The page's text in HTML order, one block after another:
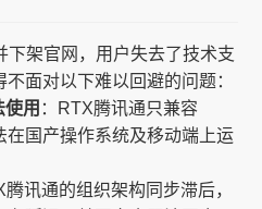
下架官网，用户失去了技术支
面对以下难以回避的问题：
用 ：RTX腾讯通只兼容
国产操作系统及移动端上运
腾讯通的组织架构同步滞后，